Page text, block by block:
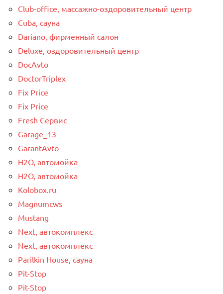
Club-office, массажно-оздоровительный центр
Cuba, сауна
Dariano, фирменный салон
Deluxe, оздоровительный центр
DocAvto
DoctorTriplex
Fix Price
Fix Price
Fresh Сервис
Garage_13
GarantAvto
H2O, автомойка
H2O, автомойка
Kolobox.ru
Magnumcws
Mustang
Next, автокомплекс
Next, автокомплекс
Parilkin House, сауна
Pit-Stop
Pit-Stop